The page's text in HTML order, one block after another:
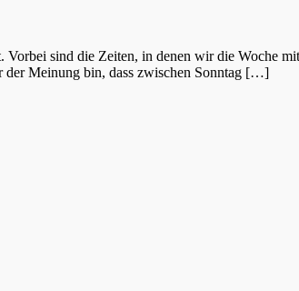
sind die Zeiten, in denen wir die Woche
der Meinung bin, dass zwischen Sonntag […]